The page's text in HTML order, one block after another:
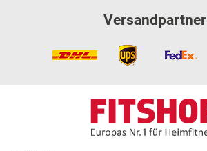
Versandpartner